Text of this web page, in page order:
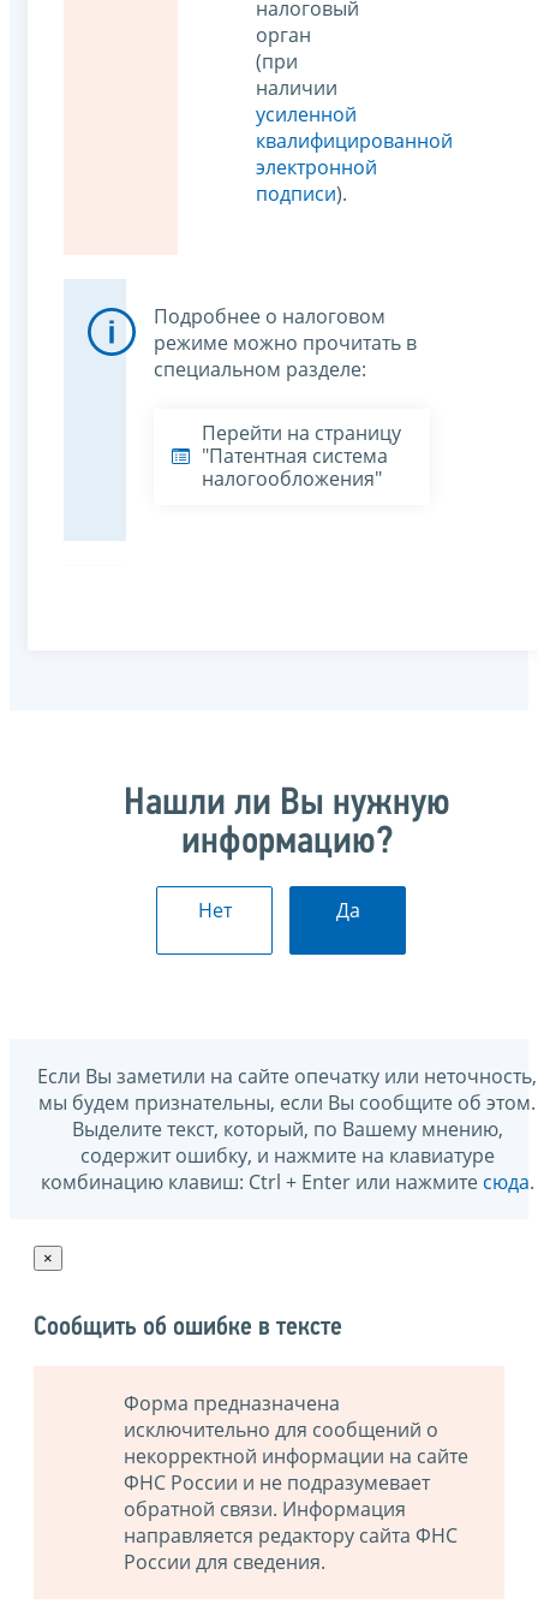
налоговый
орган
(при
наличии
усиленной
квалифицированной
электронной
подписи).
Подробнее о налоговом
режиме можно прочитать в
специальном разделе:
Перейти на страницу
"Патентная система
налогообложения"
Нашли ли Вы нужную
информацию?
Нет Да
Если Вы заметили на сайте опечатку или неточность,
мы будем признательны, если Вы сообщите об этом.
Выделите текст, который, по Вашему мнению,
содержит ошибку, и нажмите на клавиатуре
комбинацию клавиш: Ctrl + Enter или нажмите сюда.
×
Сообщить об ошибке в тексте
Форма предназначена
исключительно для сообщений о
некорректной информации на сайте
ФНС России и не подразумевает
обратной связи. Информация
направляется редактору сайта ФНС
России для сведения.